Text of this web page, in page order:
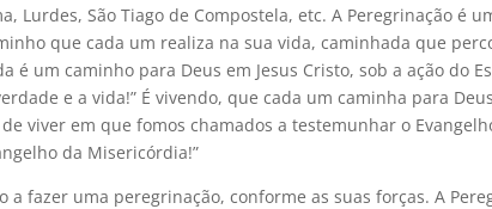
Lurdes, São Tiago de Compostela, etc. A Peregrinação é
que cada um realiza na sua vida, caminhada que
é um caminho para Deus em Jesus Cristo, sob a ação do
e a vida!” É vivendo, que cada um caminha para
viver em que fomos chamados a testemunhar o
da Misericórdia!”
a fazer uma peregrinação, conforme as suas forças. A